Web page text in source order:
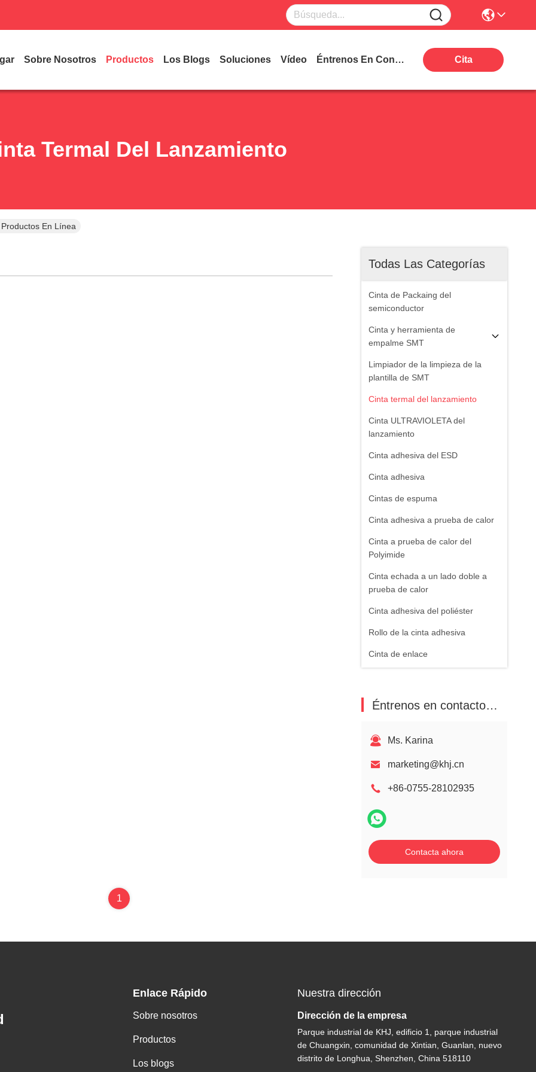
Sobre Nosotros Productos Los Blogs Soluciones Vídeo Éntrenos En Contacto Con Cita
Termal Del Lanzamiento
En Línea
Todas Las Categorías
Cinta de Packaing del
semiconductor
Cinta y herramienta de
empalme SMT
Limpiador de la limpieza de la
plantilla de SMT
Cinta termal del lanzamiento
Cinta ULTRAVIOLETA del
lanzamiento
Cinta adhesiva del ESD
Cinta adhesiva
Cintas de espuma
Cinta adhesiva a prueba de calor
Cinta a prueba de calor del
Polyimide
Cinta echada a un lado doble a
prueba de calor
Cinta adhesiva del poliéster
Rollo de la cinta adhesiva
Cinta de enlace
Cinta de Kapton
Éntrenos en contacto con
Ms. Karina
marketing@khj.cn
+86-0755-28102935
Contacta ahora
1
Enlace Rápido
Sobre nosotros
Productos
Los blogs
Nuestra dirección
Dirección de la empresa
Parque industrial de KHJ, edificio 1, parque industrial
de Chuangxin, comunidad de Xintian, Guanlan, nuevo
distrito de Longhua, Shenzhen, China 518110